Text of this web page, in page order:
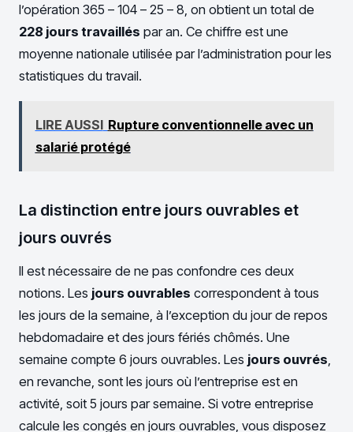
l’opération 365 – 104 – 25 – 8, on obtient un total de
228 jours travaillés par an. Ce chiffre est une
moyenne nationale utilisée par l’administration pour les
statistiques du travail.
LIRE AUSSI Rupture conventionnelle avec un
salarié protégé
La distinction entre jours ouvrables et
jours ouvrés
Il est nécessaire de ne pas confondre ces deux
notions. Les jours ouvrables correspondent à tous
les jours de la semaine, à l’exception du jour de repos
hebdomadaire et des jours fériés chômés. Une
semaine compte 6 jours ouvrables. Les jours ouvrés
en revanche, sont les jours où l’entreprise est en
activité, soit 5 jours par semaine. Si votre entreprise
calcule les congés en jours ouvrables, vous disposez